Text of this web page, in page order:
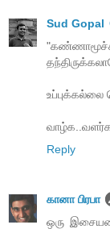
Sud Gopal
உப்புக்கல்லை
Reply
கானா பிரபா
ஒரு